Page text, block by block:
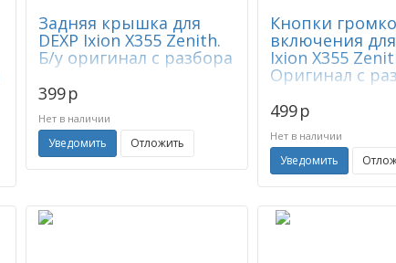
Задняя крышка для
DEXP Ixion X355 Zenith.
Б/у оригинал с разбора
399p
Нет в наличии
Уведомить Отложить
Кнопки
включения для
Ixion X355
Оригинал с
499p
Нет в наличии
Уведомить